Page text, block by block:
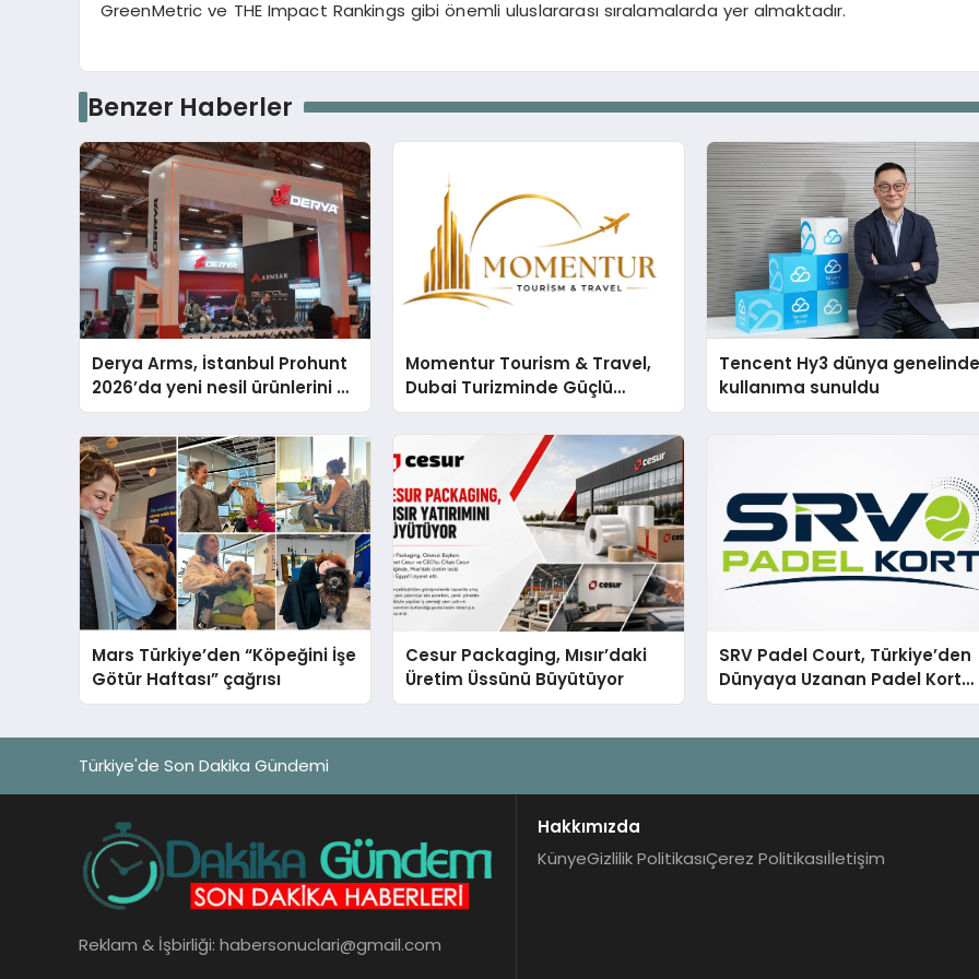
GreenMetric ve THE Impact Rankings gibi önemli uluslararası sıralamalarda yer almaktadır.
Benzer Haberler
Derya Arms, İstanbul Prohunt
2026’da yeni nesil ürünlerini ve
global marka vizyonunu
sergiledi
Momentur Tourism & Travel,
Dubai Turizminde Güçlü
Operasyon Ağıyla Fark
Tencent Hy3 dünya
kullanıma sunuldu
Mars Türkiye’den “Köpeğini İşe
Götür Haftası” çağrısı
Cesur Packaging, Mısır’daki
Üretim Üssünü Büyütüyor
SRV Padel Court, Türkiye’den
Dünyaya Uzanan Padel Kort
Üretiminde Güvenin Adresi
Türkiye'de Son Dakika Gündemi
Reklam & İşbirliği: habersonuclari@gmail.com
Hakkımızda
KünyeGizlilik PolitikasıÇerez Politikasıİletişim